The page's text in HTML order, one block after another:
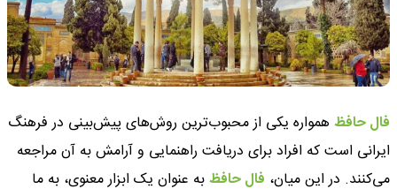
فال حافظ همواره یکی از محبوب‌ترین روش‌های پیش‌بینی در فرهنگ
ایرانی است که افراد برای دریافت راهنمایی و آرامش به آن مراجعه
می‌کنند. در این میان، فال حافظبه عنوان یک ابزار معنوی، به ما